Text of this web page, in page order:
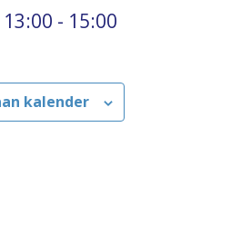
- 15:00
kalender